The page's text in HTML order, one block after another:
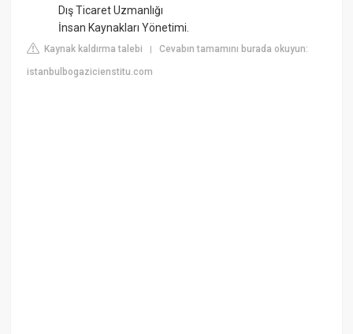
Dış Ticaret Uzmanlığı
İnsan Kaynakları Yönetimi.
Kaynak kaldırma talebi |Cevabın tamamını burada okuyun:
istanbulbogazicienstitu.com